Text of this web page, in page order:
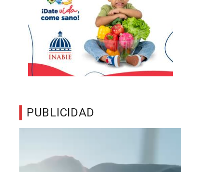
PUBLICIDAD